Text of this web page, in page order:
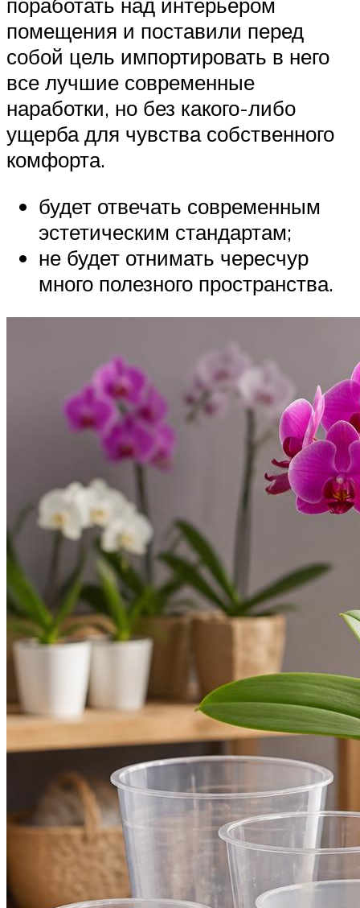
помещения и поставили перед
собой цель импортировать в него
все лучшие современные
наработки, но без какого-либо
ущерба для чувства собственного
комфорта.
будет отвечать современным
эстетическим стандартам;
не будет отнимать чересчур
много полезного пространства.